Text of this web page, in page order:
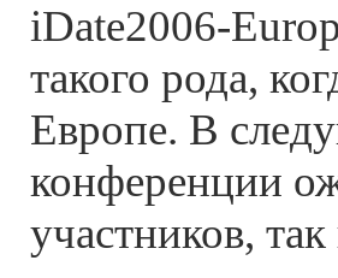
iDate2006-
такого рода,
Европе. В
конференции
участников,